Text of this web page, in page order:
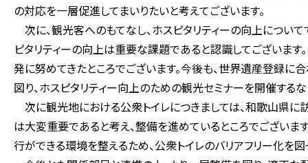
の対応を一層促進してまいりたいと考えてございます。
次に、観光客へのもてなし、ホスピタリティーの向上につい
ピタリティーの向上は重要な課題であると認識してございま
発に努めてきたところでございます。今後も、世界遺産登録
図り、ホスピタリティー向上のための観光セミナーを開催する
次に観光地における公衆トイレにつきましては、和歌山県に
は大変重要であると考え、整備を進めているところでござい
行ができる環境を整えるため、公衆トイレのバリアフリー化を図